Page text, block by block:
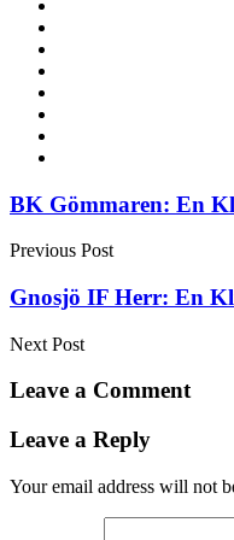
Post
navigation
BK Gömmaren: En
Previous Post
Gnosjö IF Herr: En
Next Post
Leave a Comment
Leave a Reply
Your email address will not